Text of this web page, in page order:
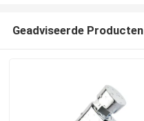
Geadviseerde Producten